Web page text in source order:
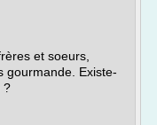
et soeurs,
gourmande. Existe-
?